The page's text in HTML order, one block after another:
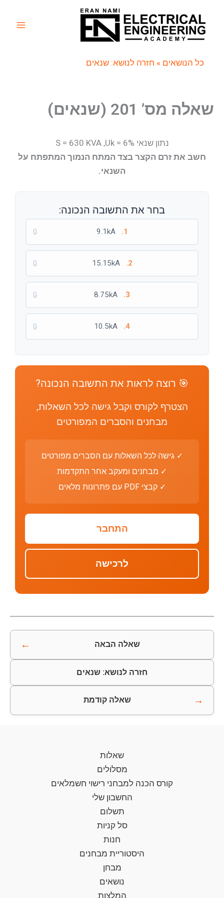
כל הנושאים » חזרה לנושא: שנאים
שאלה מס’ 201 (שנאים)
נתון שנאי S = 630 KVA ,Uk = 6%
חשב את זרם הקצר בצד המתח הנמוך המתפתח על
השנאי.
בחר את התשובה הנכונה:
1.
9.1kA
🔒
2.
15.15kA
🔒
3.
🔒
4.
🔒
🎯 רוצה לראות את התשובה הנכונה?
הצטרף לקורס וקבל גישה לכל השאלות,
מבחנים והסברים המפורטים
✓ גישה לכל השאלות עם הסברים מפורטים
✓ מבחנים ומעקב אחר התקדמות
✓ קבצי PDF עם פתרונות מלאים
התחבר
לרכישה
שאלה הבאה ←
חזרה לנושא: שנאים
→ שאלה קודמת
שאלות
מסלולים
קורס הכנה למבחני רישוי חשמלאים
החשבון שלי
תשלום
סל קניות
חנות
היסטוריית מבחנים
מבחן
נושאים
המלצות